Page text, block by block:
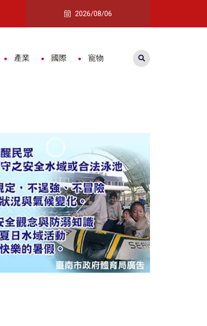
3D玩具熊竟藏毒！ 保三總隊破獲跨境運毒 查扣逾1公斤
2026/08/06
產業 國際 寵物